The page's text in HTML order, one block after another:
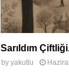
Sarıldım
by yakutlu